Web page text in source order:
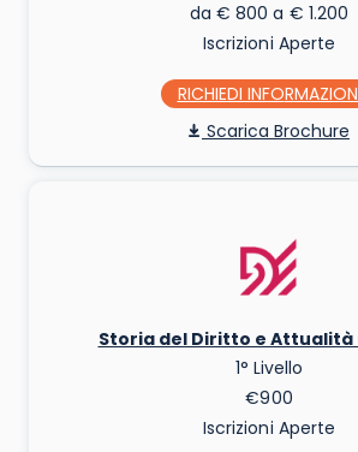
da € 800 a € 1.200
Iscrizioni Aperte
RICHIEDI INFO
Scarica Brochure
Storia del Diritto e Attualità
1° Livello
€900
Iscrizioni Aperte